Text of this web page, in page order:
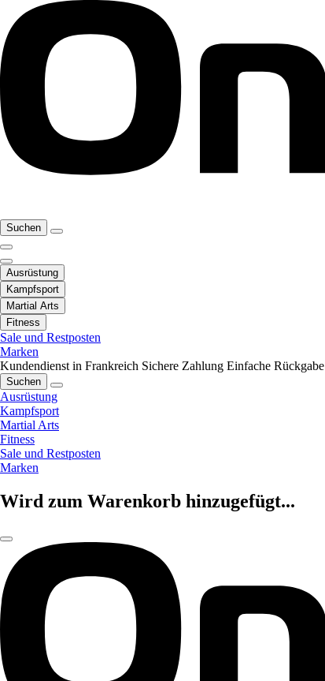
Suchen
Ausrüstung
Kampfsport
Martial Arts
Fitness
Sale und Restposten
Marken
Kundendienst in Frankreich Sichere Zahlung Einfache Rückgabe
Suchen
Ausrüstung
Kampfsport
Martial Arts
Fitness
Sale und Restposten
Marken
Wird zum Warenkorb hinzugefügt...